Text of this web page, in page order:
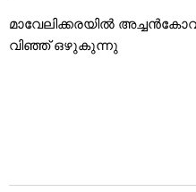
മാവേലിക്കരയിൽ
വിഞ്ഞ് ഒഴുകുന്നു